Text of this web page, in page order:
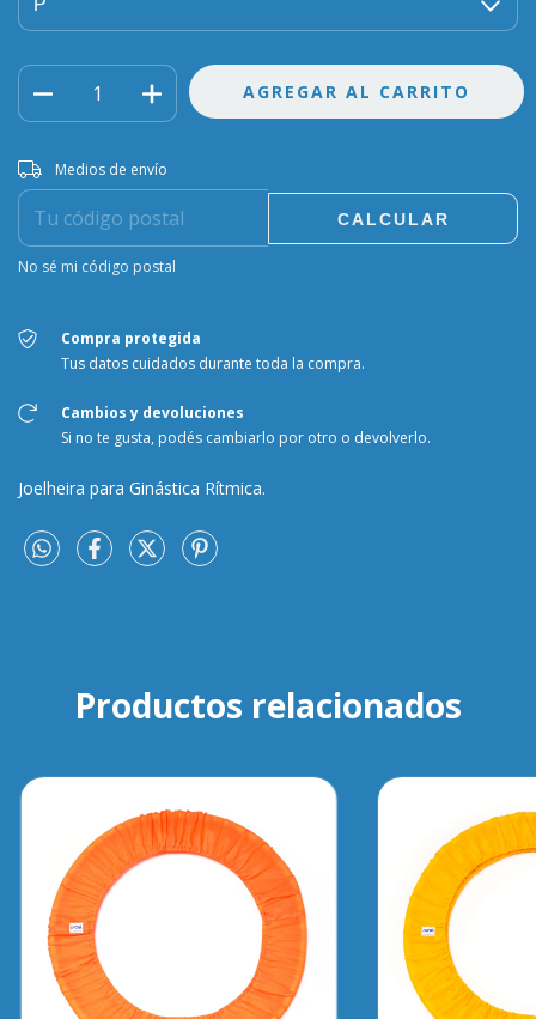
Entregas para el CP:
Medios de envío
CALCULAR
No sé mi código postal
Compra protegida
Tus datos cuidados durante toda la compra.
Cambios y devoluciones
Si no te gusta, podés cambiarlo por otro o devolverlo.
Joelheira para Ginástica Rítmica.
Productos relacionados